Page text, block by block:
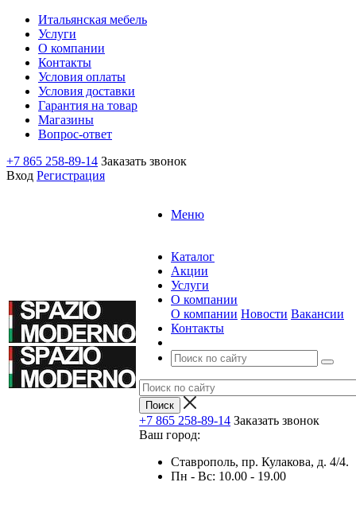
Итальянская мебель
Услуги
О компании
Контакты
Условия оплаты
Условия доставки
Гарантия на товар
Магазины
Вопрос-ответ
+7 865 258-89-14 Заказать звонок
Вход Регистрация
Меню
Каталог
Акции
Услуги
О компании
О компании Новости Вакансии
Контакты
+7 865 258-89-14 Заказать звонок
Ваш город:
Ставрополь, пр. Кулакова, д. 4/4.
Пн - Вс: 10.00 - 19.00